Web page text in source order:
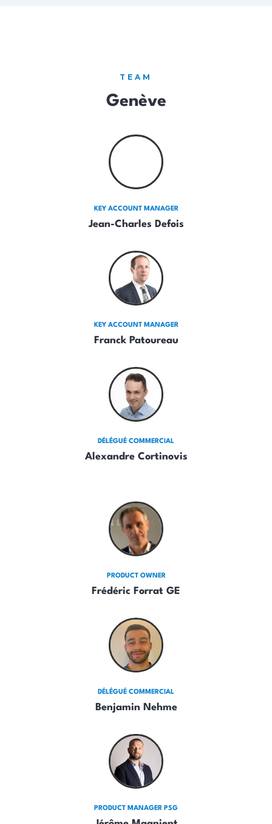
TEAM
Genève
KEY ACCOUNT MANAGER
Jean-Charles Defois
KEY ACCOUNT MANAGER
Franck Patoureau
DÉLÉGUÉ COMMERCIAL
Alexandre Cortinovis
PRODUCT OWNER
Frédéric Forrat GE
DÉLÉGUÉ COMMERCIAL
Benjamin Nehme
PRODUCT MANAGER PSG